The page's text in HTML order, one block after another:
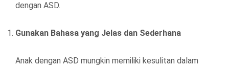
dengan ASD.
Gunakan Bahasa yang Jelas dan Sederhana
Anak dengan ASD mungkin memiliki kesulitan dalam